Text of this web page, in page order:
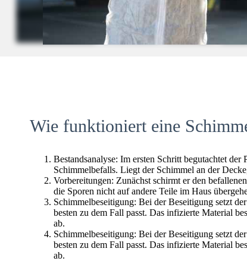
Wie funktioniert eine
Bestandsanalyse: Im ersten Schritt begutachtet
Schimmelbefalls. Liegt der Schimmel an der
Vorbereitungen: Zunächst schirmt er den
die Sporen nicht auf andere Teile im Haus
Schimmelbeseitigung: Bei der Beseitigung setzt
besten zu dem Fall passt. Das infizierte Material
ab.
Schimmelbeseitigung: Bei der Beseitigung setzt
besten zu dem Fall passt. Das infizierte Material
ab.